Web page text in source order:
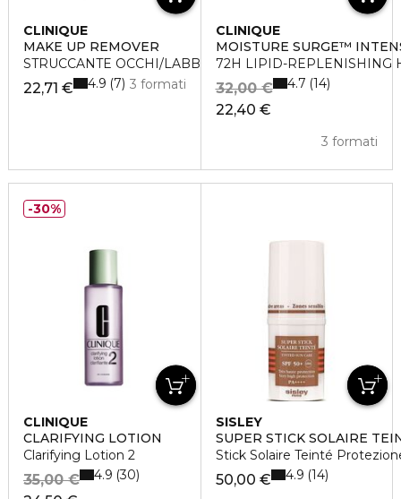
CLINIQUE
MAKE UP REMOVER
STRUCCANTE OCCHI/LABBRA TAKE THE DAY OFF
22,71 € 3 formati
4.9 7
CLINIQUE
MOISTURE SURGE™
72H LIPID-REPLENISHING
22,40 €
32,00 €
3 formati
4.7 14
CLINIQUE
CLARIFYING LOTION
Clarifying Lotion 2
35,00 € 4.9 30
30%
SISLEY
SUPER STICK SOLAIRE
Stick Solaire Teinté
50,00 € 4.9 14